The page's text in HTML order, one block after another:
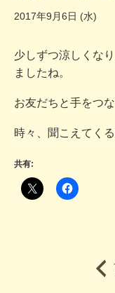
2017年9月6日 (水)
少しずつ涼しくな
ましたね。
お友だちと手をつ
時々、聞こえてく
共有: